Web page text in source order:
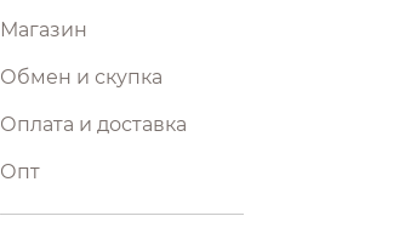
Магазин
Обмен и скупка
Оплата и доставка
Опт